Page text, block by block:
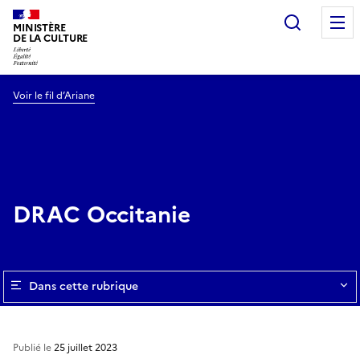
MINISTÈRE
DE LA CULTURE
Voir le fil d’Ariane
DRAC Occitanie
Dans cette rubrique
Publié le25 juillet 2023